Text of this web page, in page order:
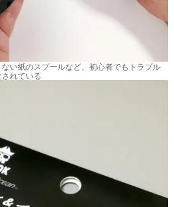
い紙のスプールなど、初心者でもトラブル
れている